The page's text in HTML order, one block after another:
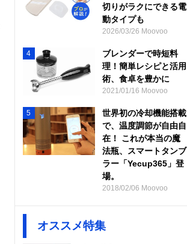
切りがラクにできる電
動タイプも
2026/03/26 Moovoo
4
ブレンダーで時短料
理！簡単レシピと活用
術、食卓を豊かに
2021/01/16 Moovoo
5
世界初の冷却機能搭載
で、温度調節が自由自
在！ これが本当の魔
法瓶、スマートタンブ
ラー「Yecup365」登
場。
2018/02/06 Moovoo
オススメ特集